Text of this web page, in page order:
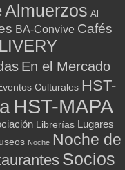
Almuerzos Al
BA-Convive Cafés
En el Mercado
Culturales HST-
HST-MAPA
Librerías Lugares
Noche Noche de
Socios